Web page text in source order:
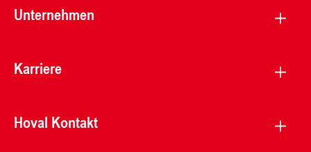
Unternehmen
Karriere
Hoval Kontakt